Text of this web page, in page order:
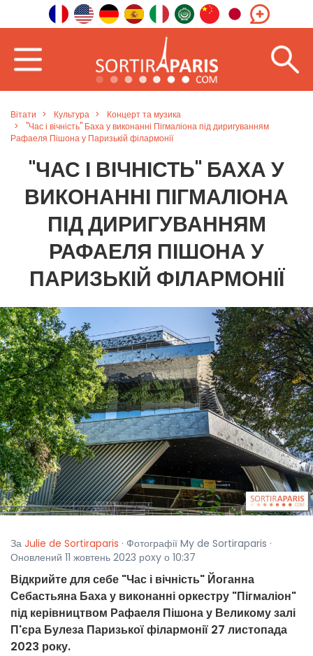
Вітати Культура
Концерт та музика
"Час і вічність" Баха у виконанні Пігмаліона під диригуванням
Рафаеля Пішона у Паризькій філармонії
"ЧАС І ВІЧНІСТЬ" БАХА У
ВИКОНАННІ ПІГМАЛІОНА
ПІД ДИРИГУВАННЯМ
РАФАЕЛЯ ПІШОНА У
ПАРИЗЬКІЙ ФІЛАРМОНІЇ
За Julie de Sortiraparis · Фотографії My de Sortiraparis ·
Оновлений 11 жовтень 2023 рoxy о 10:37
Відкрийте для себе "Час і вічність" Йоганна
Себастьяна Баха у виконанні оркестру "Пігмаліон"
під керівництвом Рафаеля Пішона у Великому залі
П'єра Булеза Паризької філармонії 27 листопада
2023 року.